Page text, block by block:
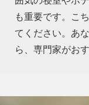
も重要です。こ
てください。あ
ら、専門家がお